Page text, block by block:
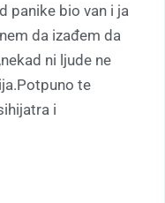
panike bio van i ja
da izađem da
ni ljude ne
te
i